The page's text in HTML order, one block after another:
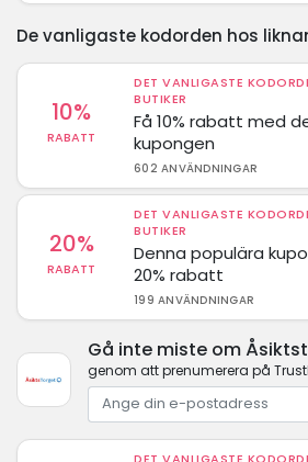
De vanligaste kodorden hos
10%
RABATT
DET VANLIGASTE
BUTIKER
Få 10% rabatt med
kupongen
602 ANVÄNDNINGAR
20%
RABATT
DET VANLIGASTE
BUTIKER
Denna populära
20% rabatt
199 ANVÄNDNINGAR
Gå inte miste om
genom att prenumerera på